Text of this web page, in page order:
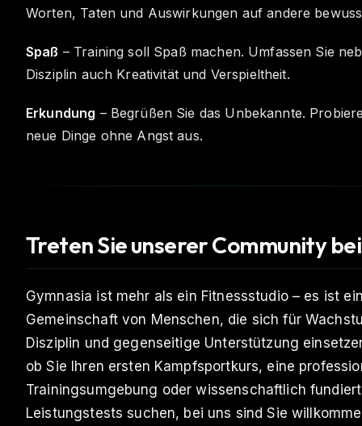
Worten, Taten und Auswirkungen auf andere
Spaß – Training soll Spaß machen. Umfassen Sie
Disziplin auch Kreativität und Verspieltheit.
Erkundung – Begrüßen Sie das Unbekannte.
neue Dinge ohne Angst aus.
Treten Sie unserer Community bei
Gymnasia ist mehr als ein Fitnessstudio – es ist
Gemeinschaft von Menschen, die sich für
Disziplin und gegenseitige Unterstützung
ob Sie Ihren ersten Kampfsportkurs, eine
Trainingsumgebung oder wissenschaftlich
Leistungstests suchen, bei uns sind Sie